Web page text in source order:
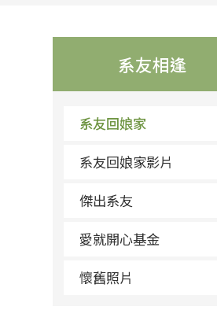
系友相逢
系友回娘家
系友回娘家影片
傑出系友
愛就開心基金
懷舊照片